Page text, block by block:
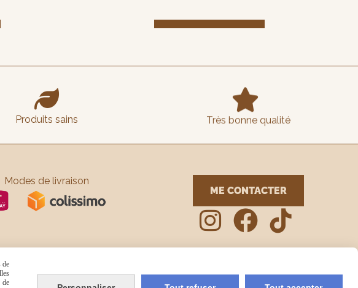

Produits sains

Très bonne qualité
Modes de livraison
ME CONTACTER
  
de
de